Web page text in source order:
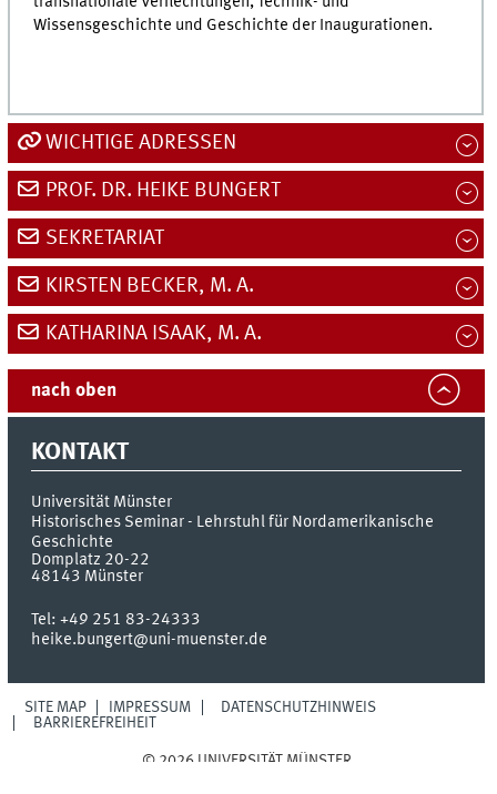
Wissensgeschichte und Geschichte der Inaugurationen.
WICHTIGE ADRESSEN
PROF. DR. HEIKE BUNGERT
SEKRETARIAT
KIRSTEN BECKER, M. A.
KATHARINA ISAAK, M. A.
nach oben
KONTAKT
Universität Münster
Historisches Seminar - Lehrstuhl für Nordamerikanische
Geschichte
Domplatz 20-22
48143 Münster
Tel:+49 251 83-24333
heike.bungert@uni-muenster.de
SITE MAP IMPRESSUM
DATENSCHUTZHINWEIS
BARRIEREFREIHEIT
© 2026 UNIVERSITÄT MÜNSTER